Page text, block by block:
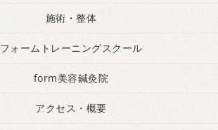
施術・整体
フォームトレーニングスクール
form美容鍼灸院
アクセス・概要